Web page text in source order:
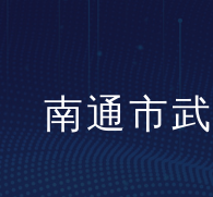
南通市